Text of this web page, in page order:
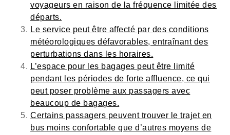
voyageurs en raison de la fréquence limitée des
départs.
Le service peut être affecté par des conditions
météorologiques défavorables, entraînant des
perturbations dans les horaires.
L’espace pour les bagages peut être limité
pendant les périodes de forte affluence, ce qui
peut poser problème aux passagers avec
beaucoup de bagages.
Certains passagers peuvent trouver le trajet en
bus moins confortable que d’autres moyens de